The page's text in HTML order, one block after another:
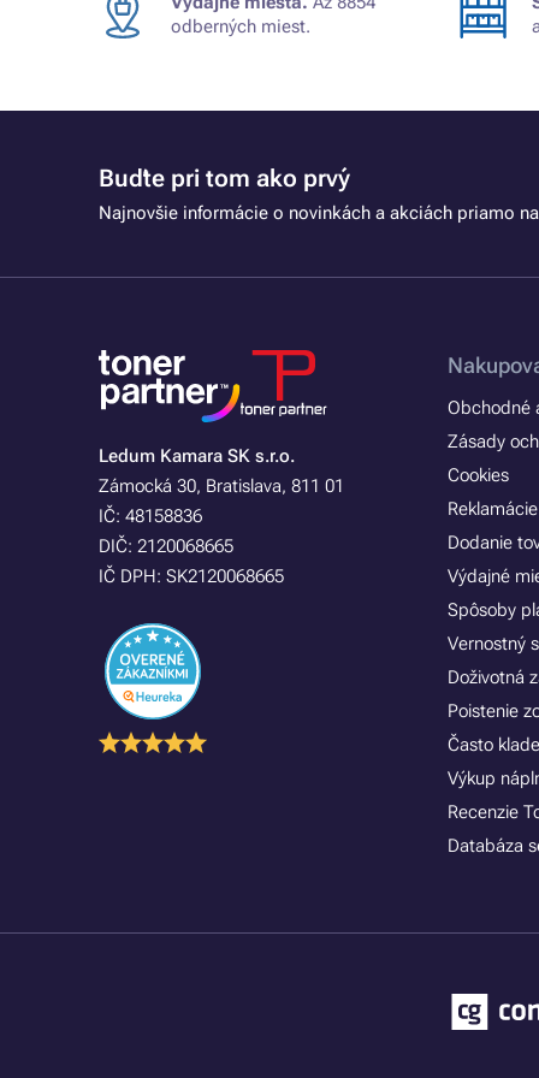
odberných miest.
Buďte pri tom ako prvý
Najnovšie informácie o novinkách a akciách priamo
Ledum Kamara SK s.r.o.
Zámocká 30, Bratislava, 811 01
IČ: 48158836
DIČ: 2120068665
IČ DPH: SK2120068665
Obchodné
Zásady
Cookies
Dodanie
Výdajné
Spôsoby
Vernostný
Doživotná
Poistenie
Často
Výkup
Recenzie
Databáza